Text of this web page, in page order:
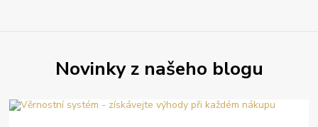
Novinky z našeho blogu